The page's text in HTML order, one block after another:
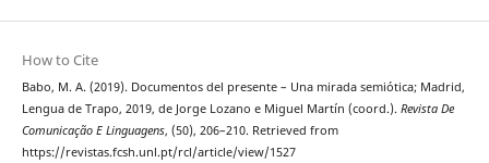
How to Cite
Babo, M. A. (2019). Documentos del presente – Una mirada semiótica; Madrid,
Lengua de Trapo, 2019, de Jorge Lozano e Miguel Martín (coord.). Revista De
Comunicação E Linguagens, (50), 206–210. Retrieved from
https://revistas.fcsh.unl.pt/rcl/article/view/1527